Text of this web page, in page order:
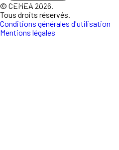
© CEMEA 2026.
Tous droits réservés.
Conditions générales d'utilisation
Mentions légales